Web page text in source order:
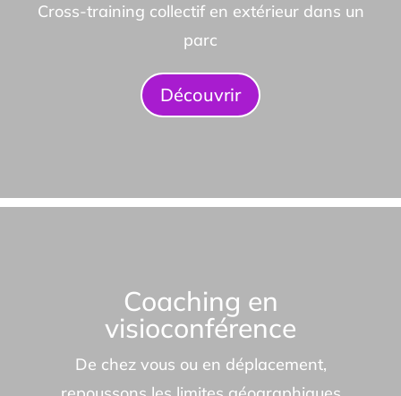
Cross-training collectif en extérieur dans un
parc
Découvrir
Coaching en
visioconférence
De chez vous ou en déplacement,